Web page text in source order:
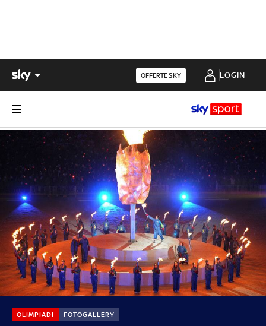
OFFERTE SKY LOGIN
OLIMPIADI FOTOGALLERY